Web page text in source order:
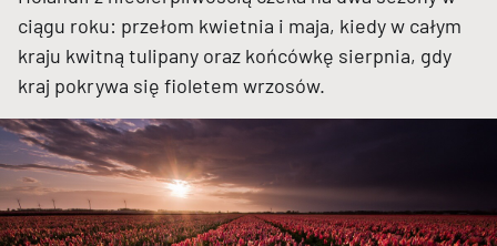
ciągu roku: przełom kwietnia i maja, kiedy w całym
kraju kwitną tulipany oraz końcówkę sierpnia, gdy
kraj pokrywa się fioletem wrzosów.